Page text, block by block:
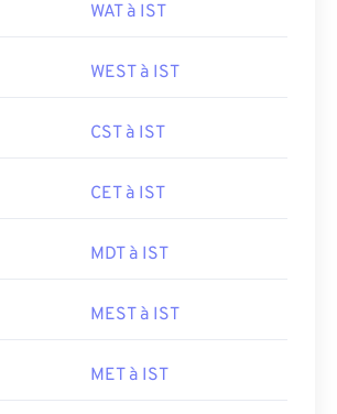
WAT à IST
WEST à IST
CST à IST
CET à IST
MDT à IST
MEST à IST
MET à IST